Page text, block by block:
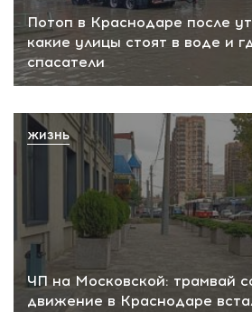
Потоп в Краснодаре после
какие улицы стоят в воде и
спасатели
ЧП на Московской: трамвай
движение в Краснодаре
ЖИЗНЬ